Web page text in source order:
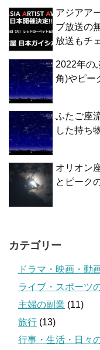
アジアア
ブ放送の
放送もチ
2022年の
角)やピー
ふたご座
した持ち
オリオン
とピーク
カテゴリー
ドラマ・映画・動
ライブ・スポーツ
主婦の副業 (11)
旅行 (13)
行事・生活・日々